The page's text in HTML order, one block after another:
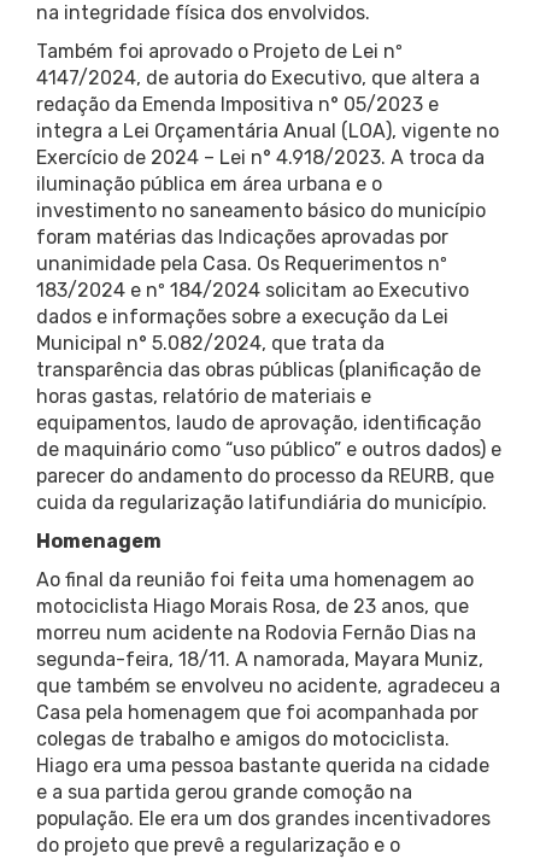
na integridade física dos envolvidos.
Também foi aprovado o Projeto de Lei nº
4147/2024, de autoria do Executivo, que altera a
redação da Emenda Impositiva n° 05/2023 e
integra a Lei Orçamentária Anual (LOA), vigente no
Exercício de 2024 – Lei n° 4.918/2023. A troca da
iluminação pública em área urbana e o
investimento no saneamento básico do município
foram matérias das Indicações aprovadas por
unanimidade pela Casa. Os Requerimentos nº
183/2024 e nº 184/2024 solicitam ao Executivo
dados e informações sobre a execução da Lei
Municipal n° 5.082/2024, que trata da
transparência das obras públicas (planificação de
horas gastas, relatório de materiais e
equipamentos, laudo de aprovação, identificação
de maquinário como “uso público” e outros dados) e
parecer do andamento do processo da REURB, que
cuida da regularização latifundiária do município.
Homenagem
Ao final da reunião foi feita uma homenagem ao
motociclista Hiago Morais Rosa, de 23 anos, que
morreu num acidente na Rodovia Fernão Dias na
segunda-feira, 18/11. A namorada, Mayara Muniz,
que também se envolveu no acidente, agradeceu a
Casa pela homenagem que foi acompanhada por
colegas de trabalho e amigos do motociclista.
Hiago era uma pessoa bastante querida na cidade
e a sua partida gerou grande comoção na
população. Ele era um dos grandes incentivadores
do projeto que prevê a regularização e o